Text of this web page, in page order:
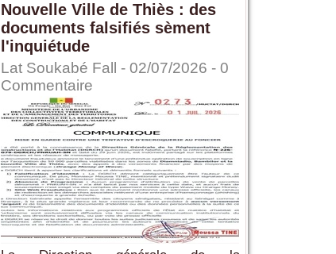
Nouvelle Ville de Thiès : des
documents falsifiés sèment
l'inquiétude
Lat Soukabé Fall - 02/07/2026 - 0
Commentaire